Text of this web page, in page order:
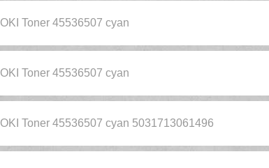
OKI Toner 45536507 cyan
OKI Toner 45536507 cyan
OKI Toner 45536507 cyan 5031713061496